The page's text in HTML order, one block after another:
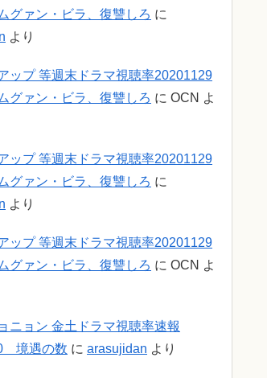
グァン・ビラ、復讐しろ に
より
ップ 等週末ドラマ視聴率20201129
グァン・ビラ、復讐しろ に OCN よ
ップ 等週末ドラマ視聴率20201129
グァン・ビラ、復讐しろ に
より
ップ 等週末ドラマ視聴率20201129
グァン・ビラ、復讐しろ に OCN よ
ニョン 金土ドラマ視聴率速報
境遇の数 に arasujidan より